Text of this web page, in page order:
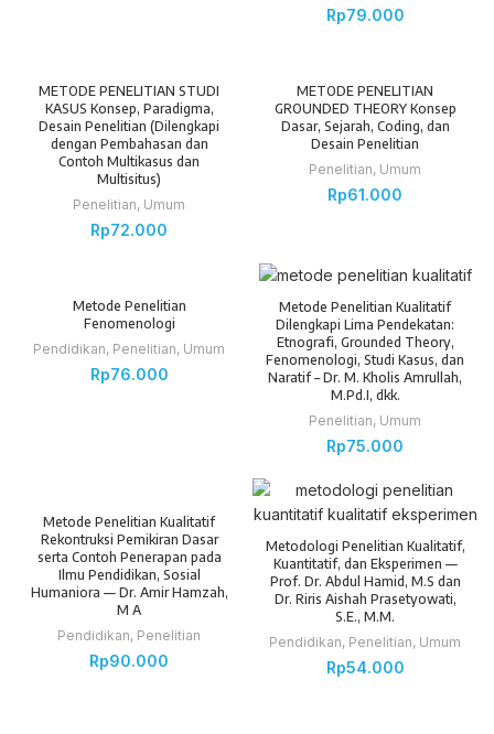
Rp79.000
METODE PENELITIAN STUDI
KASUS Konsep, Paradigma,
Desain Penelitian (Dilengkapi
dengan Pembahasan dan
Contoh Multikasus dan
Multisitus)
Penelitian, Umum
Rp72.000
METODE PENELITIAN
GROUNDED THEORY Konsep
Dasar, Sejarah, Coding, dan
Desain Penelitian
Penelitian, Umum
Rp61.000
Metode Penelitian
Fenomenologi
Pendidikan, Penelitian, Umum
Rp76.000
Metode Penelitian Kualitatif
Dilengkapi Lima Pendekatan:
Etnografi, Grounded Theory,
Fenomenologi, Studi Kasus, dan
Naratif – Dr. M. Kholis Amrullah,
M.Pd.I, dkk.
Penelitian, Umum
Rp75.000
Metode Penelitian Kualitatif
Rekontruksi Pemikiran Dasar
serta Contoh Penerapan pada
Ilmu Pendidikan, Sosial
Humaniora — Dr. Amir Hamzah,
M A
Pendidikan, Penelitian
Rp90.000
Metodologi Penelitian Kualitatif,
Kuantitatif, dan Eksperimen —
Prof. Dr. Abdul Hamid, M.S dan
Dr. Riris Aishah Prasetyowati,
S.E., M.M.
Pendidikan, Penelitian, Umum
Rp54.000